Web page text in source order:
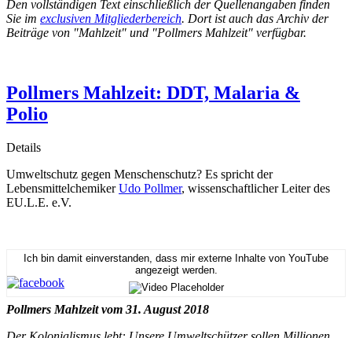
Den vollständigen Text einschließlich der Quellenangaben finden
Sie im exclusiven Mitgliederbereich. Dort ist auch das Archiv der
Beiträge von "Mahlzeit" und "Pollmers Mahlzeit" verfügbar.
Pollmers Mahlzeit: DDT, Malaria &
Polio
Details
Umweltschutz gegen Menschenschutz? Es spricht der
LebensmittelchemikerUdo Pollmer, wissenschaftlicher Leiter des
EU.L.E. e.V.
Ich bin damit einverstanden, dass mir externe Inhalte von YouTube
angezeigt werden.
Pollmers Mahlzeit vom 31. August 2018